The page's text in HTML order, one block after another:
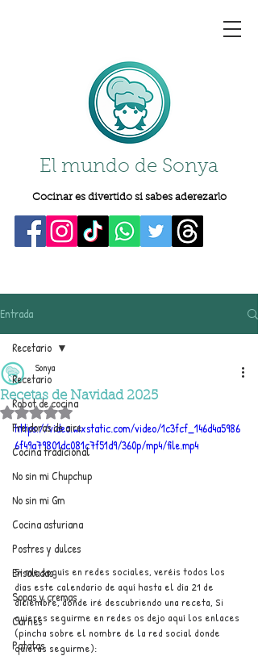
El mundo de Sonya
Cocinar es divertido si sabes aderezarlo
Entrada
Recetario
Robot de cocina
Freidoras de aire
Cocina tradicional
No sin mi Chupchup
No sin mi Gm
Cocina asturiana
Postres y dulces
Ensaladas
Sopas y cremas
Carnes
Patatas
Recetario
Recetas de Navidad 2025
Sonya
Obtuvo NaN de 5 estrellas.
https://video.wixstatic.com/video/1c3fcf_146d4a5986
6f49a79801dc081c7f51d9/360p/mp4/file.mp4
Si me seguís en redes sociales, veréis todos los
días este calendario de aquí hasta el día 21 de
diciembre, donde iré descubriendo una receta, Si
quieres seguirme en redes os dejo aquí los enlaces
(pincha sobre el nombre de la red social donde
quieras seguirme):